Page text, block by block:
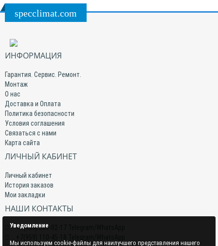
specclimat.com
ИНФОРМАЦИЯ
Гарантия. Сервис. Ремонт.
Монтаж
О нас
Доставка и Оплата
Политика безопасности
Условия соглашения
Связаться с нами
Карта сайта
ЛИЧНЫЙ КАБИНЕТ
Личный кабинет
История заказов
Мои закладки
НАШИ КОНТАКТЫ
+7(959) 509-02-17 Telegram/WhatsApp
Уведомление
Мы используем cookie-файлы для наилучшего представления нашего